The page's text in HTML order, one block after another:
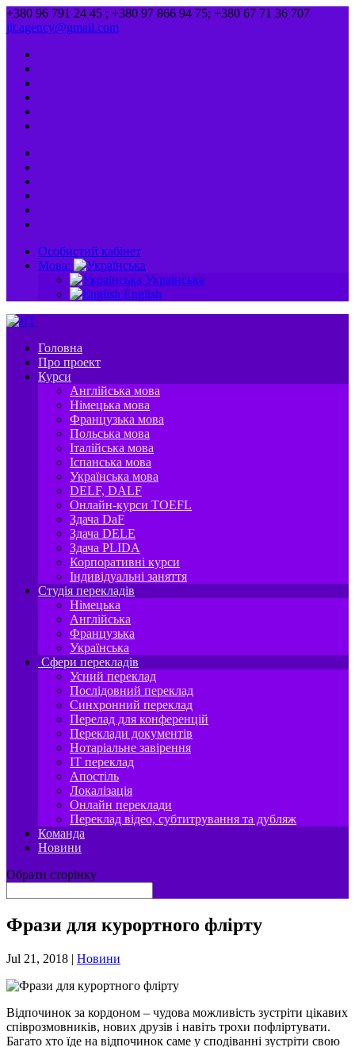
+380 96 791 24 45 ; +380 97 866 94 75; +380 67 71 36 707
jit.agency@gmail.com
Особистий кабінет
Мова:
Українська
English
Головна
Про проект
Курси
Англійська мова
Німецька мова
Французька мова
Польська мова
Італійська мова
Іспанська мова
Українська мова
DELF, DALF
Онлайн-курси TOEFL
Здача DaF
Здача DELE
Здача PLIDA
Корпоративні курси
Індивідуальні заняття
Студія перекладів
Німецька
Англійська
Французька
Українська
Сфери перекладів
Усний переклад
Послідовний переклад
Синхронний переклад
Перелад для конференцій
Переклади документів
Нотаріальне завірення
IT переклад
Апостіль
Локалізація
Онлайн переклади
Переклад відео, субтитрування та дубляж
Команда
Новини
Обрати сторінку
Фрази для курортного флірту
Jul 21, 2018 | Новини
Відпочинок за кордоном – чудова можливість зустріти цікавих
співрозмовників, нових друзів і навіть трохи пофліртувати.
Багато хто їде на відпочинок саме у сподіванні зустріти свою